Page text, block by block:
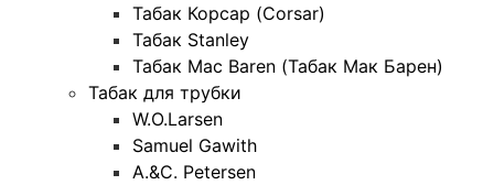
Табак Корсар (Corsar)
Табак Stanley
Табак Mac Baren (Табак Мак Барен)
Табак для трубки
W.O.Larsen
Samuel Gawith
A.&C. Petersen